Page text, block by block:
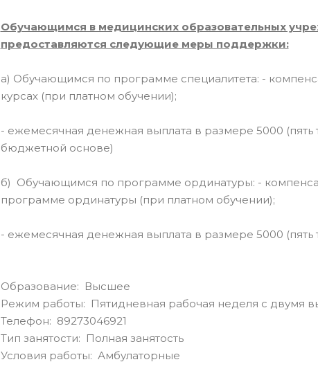
Обучающимся в медицинских образовательных
предоставляются следующие меры поддержки:
а) Обучающимся по программе специалитета: -
курсах (при платном обучении);
- ежемесячная денежная выплата в размере 5000
бюджетной основе)
б) Обучающимся по программе ординатуры: -
программе ординатуры (при платном обучении);
- ежемесячная денежная выплата в размере 5000
Образование: Высшее
Режим работы: Пятидневная рабочая неделя с двумя
Телефон: 89273046921
Тип занятости: Полная занятость
Условия работы: Амбулаторные